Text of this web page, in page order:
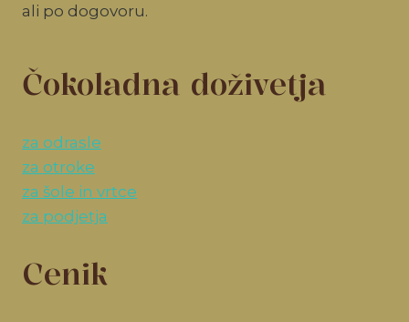
ali po dogovoru.
Čokoladna doživetja
za odrasle
za otroke
za šole in vrtce
za podjetja
Cenik